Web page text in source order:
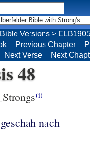
Bible Versions >
Previous Chapter
Next Verse Next
48
(i)
nach